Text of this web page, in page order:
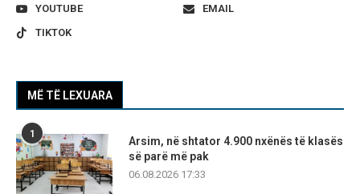
YOUTUBE
EMAIL
TIKTOK
MË TË LEXUARA
1
Arsim, në shtator 4.900 nxënës të klasës
së parë më pak
06.08.2026 17:33